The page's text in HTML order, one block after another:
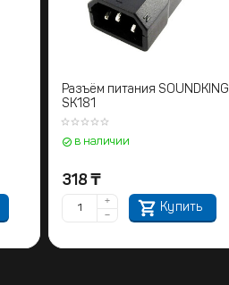
Разъём питания SOUNDKING
SK181
в наличии
318 ₸
Купить
+
−